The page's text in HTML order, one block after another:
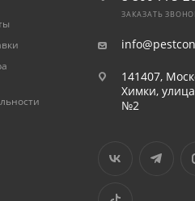
ЗАКАЗАТЬ
141407,
Химки,
№2